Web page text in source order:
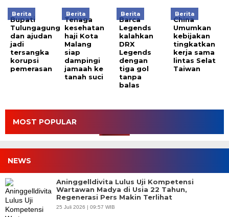
Berita
Bupati
Tulungagung
dan ajudan
jadi
tersangka
korupsi
pemerasan
Berita
Tenaga
kesehatan
haji Kota
Malang
siap
dampingi
jamaah ke
tanah suci
Berita
Barca
Legends
kalahkan
DRX
Legends
dengan
tiga gol
tanpa
balas
Berita
China
Umumkan
kebijakan
tingkatkan
kerja sama
lintas Selat
Taiwan
MOST POPULAR
NEWS
Aninggelldivita Lulus Uji Kompetensi
Wartawan Madya di Usia 22 Tahun,
Regenerasi Pers Makin Terlihat
25 Juli 2026 | 09:57 WIB